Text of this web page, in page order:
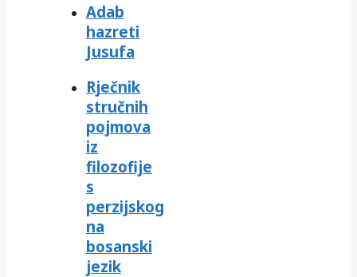
Adab
hazreti
Jusufa
Rječnik
stručnih
pojmova
iz
filozofije
s
perzijskog
na
bosanski
jezik